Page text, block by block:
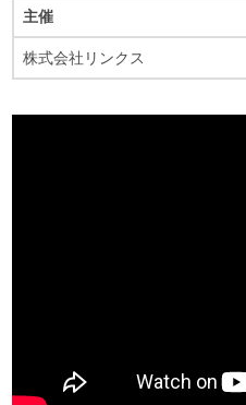
主催
株式会社リンクス